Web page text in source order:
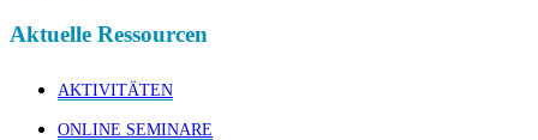
Aktuelle Ressourcen
AKTIVITÄTEN
ONLINE SEMINARE